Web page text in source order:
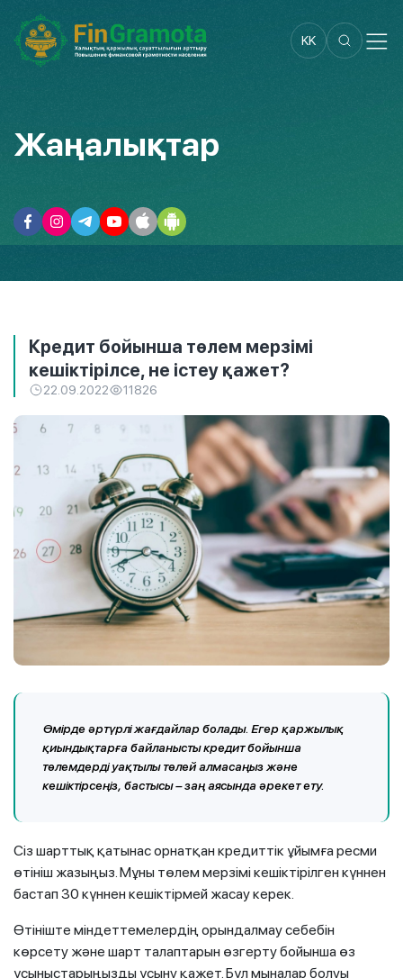
KK
Жаңалықтар
Кредит бойынша төлем мерзімі
кешіктірілсе, не істеу қажет?
22.09.2022 11826
Өмірде әртүрлі жағдайлар болады. Егер қаржылық
қиындықтарға байланысты кредит бойынша
төлемдерді уақтылы төлей алмасаңыз және
кешіктірсеңіз, бастысы – заң аясында әрекет ету.
Сіз шарттық қатынас орнатқан кредиттік ұйымға ресми
өтініш жазыңыз. Мұны төлем мерзімі кешіктірілген күннен
бастап 30 күннен кешіктірмей жасау керек.
Өтініште міндеттемелердің орындалмау себебін
көрсету және шарт талаптарын өзгерту бойынша өз
ұсыныстарыңызды ұсыну қажет. Бұл мыналар болуы